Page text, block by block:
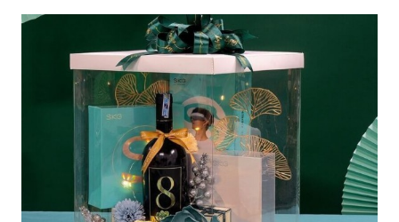
quà là một cách thể hiện tấm lòng thành của mình
dành cho người nhân, do đó, việc lựa chọn một món
quà đủ ý nghĩa mà cao cấp là khá khó khăn. Dưới đây,
KATA TECH sẽ gợi ý cho bạn những quà tặng cao cấp
thương hiệu SKG dịp nào cũng hợp. Hãy tham khảo
cùng KATA nhé!